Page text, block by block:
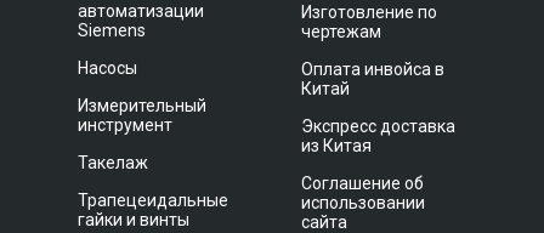
автоматизации
Siemens
Насосы
Измерительный
инструмент
Такелаж
Трапецеидальные
гайки и винты
Изготовление по
чертежам
Оплата инвойса в
Китай
Экспресс доставка
из Китая
Соглашение об
использовании
сайта